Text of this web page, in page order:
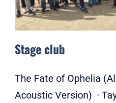
Stage club
The Fate of Ophelia
Acoustic Version) ·